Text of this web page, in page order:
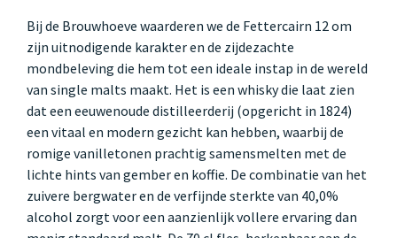
Bij de Brouwhoeve waarderen we de Fettercairn 12 om
zijn uitnodigende karakter en de zijdezachte
mondbeleving die hem tot een ideale instap in de wereld
van single malts maakt. Het is een whisky die laat zien
dat een eeuwenoude distilleerderij (opgericht in 1824)
een vitaal en modern gezicht kan hebben, waarbij de
romige vanilletonen prachtig samensmelten met de
lichte hints van gember en koffie. De combinatie van het
zuivere bergwater en de verfijnde sterkte van 40,0%
alcohol zorgt voor een aanzienlijk vollere ervaring dan